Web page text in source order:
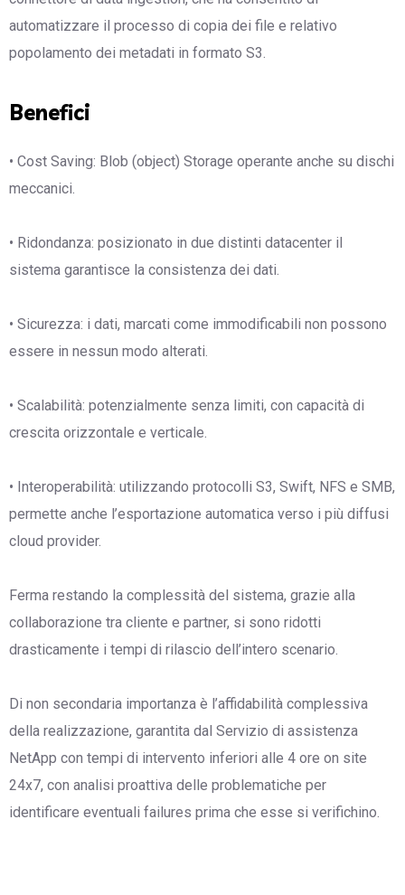
automatizzare il processo di copia dei file e relativo
popolamento dei metadati in formato S3.
Benefici
• Cost Saving: Blob (object) Storage operante anche su dischi
meccanici.
• Ridondanza: posizionato in due distinti datacenter il
sistema garantisce la consistenza dei dati.
• Sicurezza: i dati, marcati come immodificabili non possono
essere in nessun modo alterati.
• Scalabilità: potenzialmente senza limiti, con capacità di
crescita orizzontale e verticale.
• Interoperabilità: utilizzando protocolli S3, Swift, NFS e SMB,
permette anche l’esportazione automatica verso i più diffusi
cloud provider.
Ferma restando la complessità del sistema, grazie alla
collaborazione tra cliente e partner, si sono ridotti
drasticamente i tempi di rilascio dell’intero scenario.
Di non secondaria importanza è l’affidabilità complessiva
della realizzazione, garantita dal Servizio di assistenza
NetApp con tempi di intervento inferiori alle 4 ore on site
24x7, con analisi proattiva delle problematiche per
identificare eventuali failures prima che esse si verifichino.